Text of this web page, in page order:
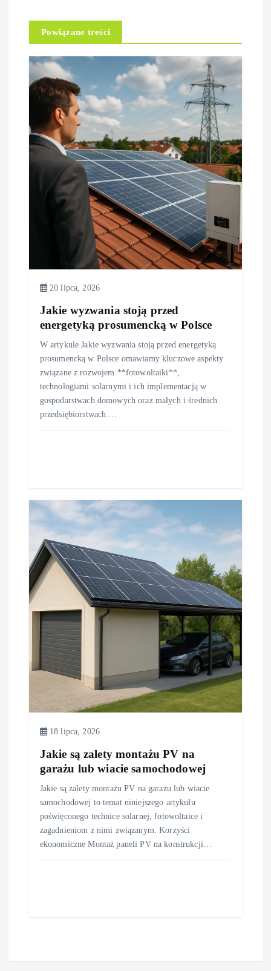
a
c
w
p
Powiązane treści
20 lipca, 2026
Jakie wyzwania stoją przed
energetyką prosumencką w Polsce
W artykule Jakie wyzwania stoją przed energetyką
prosumencką w Polsce omawiamy kluczowe aspekty
związane z rozwojem **fotowoltaiki**,
technologiami solarnymi i ich implementacją w
gospodarstwach domowych oraz małych i średnich
przedsiębiorstwach.…
18 lipca, 2026
Jakie są zalety montażu PV na
garażu lub wiacie samochodowej
Jakie są zalety montażu PV na garażu lub wiacie
samochodowej to temat niniejszego artykułu
poświęconego technice solarnej, fotowoltaice i
zagadnieniom z nimi związanym. Korzyści
ekonomiczne Montaż paneli PV na konstrukcji…